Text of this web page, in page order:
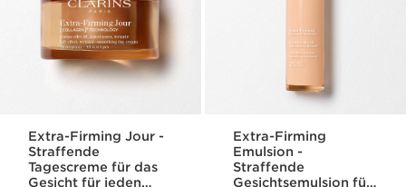
Extra-Firming Jour -
Straffende
Tagescreme für das
Gesicht für jeden
Extra-Firming
Emulsion -
Straffende
Gesichtsemulsion für